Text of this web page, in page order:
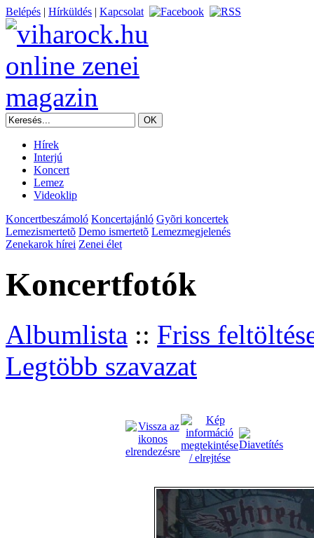
Belépés | Hírküldés | Kapcsolat
Hírek
Interjú
Koncert
Lemez
Videoklip
Koncertbeszámoló Koncertajánló Gyõri koncertek
Lemezismertetõ Demo ismertetõ Lemezmegjelenés
Zenekarok hírei Zenei élet
Koncertfotók
Albumlista :: Friss
Legtöbb szavazat